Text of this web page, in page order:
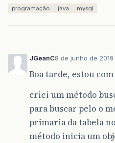
programação java mysql
JGeanC8 de junho de 2019
Boa tarde, estou
criei um método
para buscar pelo o
primaria da tabela
método inicia um